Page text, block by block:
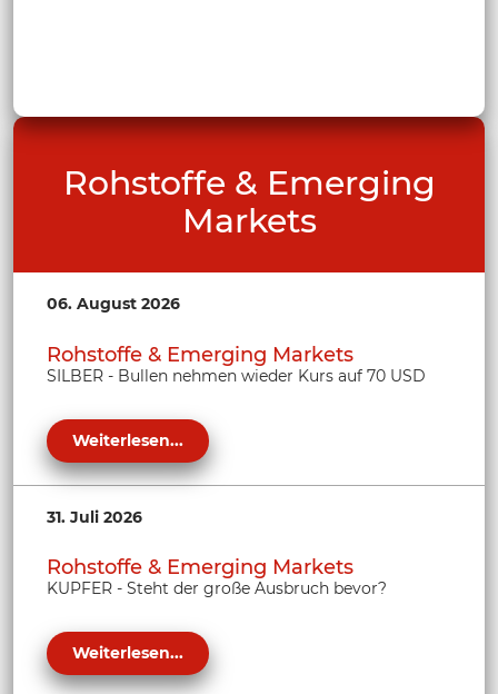
Rohstoffe & Emerging
Markets
06. August 2026
Rohstoffe & Emerging Markets
SILBER - Bullen nehmen wieder Kurs auf 70 USD
Weiterlesen...
31. Juli 2026
Rohstoffe & Emerging Markets
KUPFER - Steht der große Ausbruch bevor?
Weiterlesen...